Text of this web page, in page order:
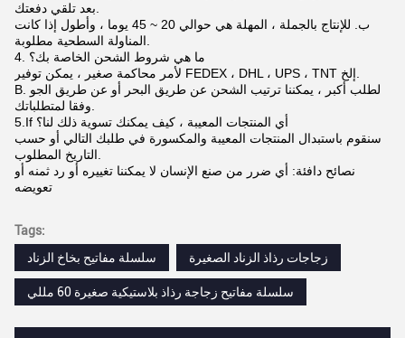
ب. للإنتاج بالجملة ، المهلة هي حوالي 20 ~ 45 يوما ، وأطول إذا كانت
4. ما هي شروط الشحن الخاصة بك؟
B. لطلب أكبر ، يمكننا ترتيب الشحن عن طريق البحر أو عن طريق الجو
5.If أي المنتجات المعيبة ، كيف يمكنك تسوية ذلك لنا؟
سنقوم باستبدال المنتجات المعيبة والمكسورة في طلبك التالي أو حسب
نصائح دافئة: أي ضرر من صنع الإنسان لا يمكننا تغييره أو رد ثمنه أو
تعويضه
Tags:
سلسلة مفاتيح بخاخ الزناد
زجاجات رذاذ الزناد الصغيرة
سلسلة مفاتيح زجاجة رذاذ بلاستيكية صغيرة 60 مللي